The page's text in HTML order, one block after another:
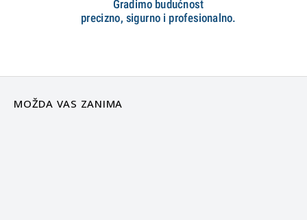
MOŽDA VAS ZANIMA